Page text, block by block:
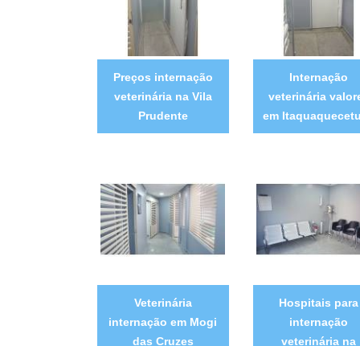
Preços internação
veterinária na Vila
Prudente
Internação
veterinária
em
Veterinária
internação em Mogi
das Cruzes
Hospitais para
internação
veterinária na